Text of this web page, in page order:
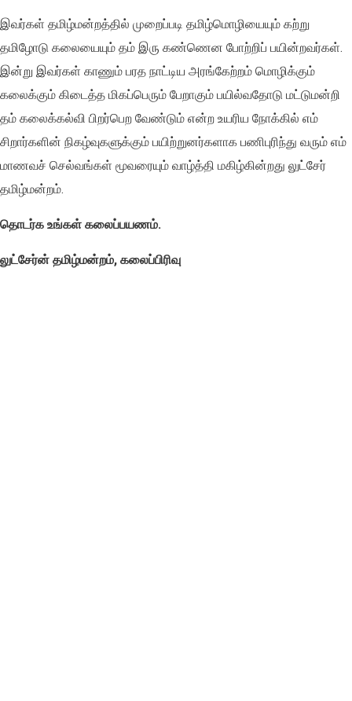
இவர்கள் தமிழ்மன்றத்தில் முறைப்படி தமிழ்மொழியையும் கற்று
தமிழோடு கலையையும் தம் இரு கண்ணென போற்றிப் பயின்றவர்கள்.
இன்று இவர்கள் காணும் பரத நாட்டிய அரங்கேற்றம் மொழிக்கும்
கலைக்கும் கிடைத்த மிகப்பெரும் பேறாகும் பயில்வதோடு மட்டுமன்றி
தம் கலைக்கல்வி பிறர்பெற வேண்டும் என்ற உயரிய நோக்கில் எம்
சிறார்களின் நிகழ்வுகளுக்கும் பயிற்றுனர்களாக பணிபுரிந்து வரும் எம்
மாணவச் செல்வங்கள் மூவரையும் வாழ்த்தி மகிழ்கின்றது லுட்சேர்
தமிழ்மன்றம்.
தொடர்க உங்கள் கலைப்பயணம்.
லுட்சேர்ன் தமிழ்மன்றம், கலைப்பிரிவு